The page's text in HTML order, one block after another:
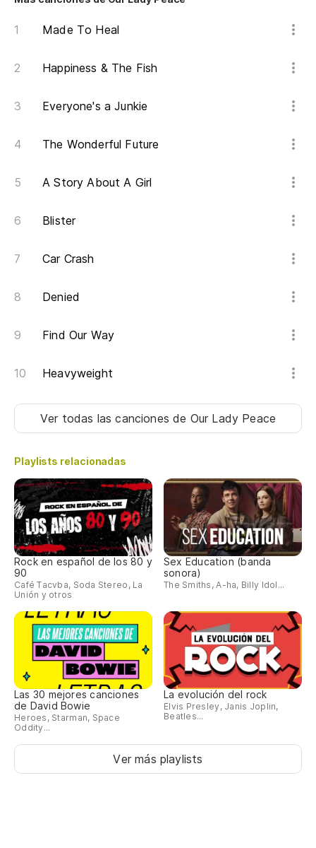
Made To Heal
Happiness & The Fish
Everyone's a Junkie
The Wonderful Future
A Story About A Girl
Blister
Car Crash
Denied
Find Our Way
Heavyweight
Ver todas las cancionesde Our Lady Peace
Playlists relacionadas
Rock en español de los 80 y
90
Café Tacvba, Soda Stereo, La
Unión y otros
Sex Education (banda
sonora)
The Smiths, A-ha, Billy Idol...
Las 30 mejores canciones
de David Bowie
Heroes, Starman, Space
Oddity...
La evolución del rock
Elvis Presley, Janis Joplin,
Beatles...
Ver más playlists